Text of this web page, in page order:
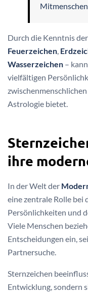
Durch die Kenntnis
Feuerzeichen,
Wasserzeichen –
vielfältigen
Astrologie bietet.
ihre
In der Welt der
eine zentrale Rolle
Persönlichkeiten und
Viele Menschen
Entscheidungen ein,
Partnersuche.
Sternzeichen
Entwicklung, sondern